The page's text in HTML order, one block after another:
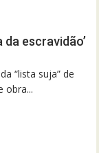
da escravidão’
“lista suja” de
obra...